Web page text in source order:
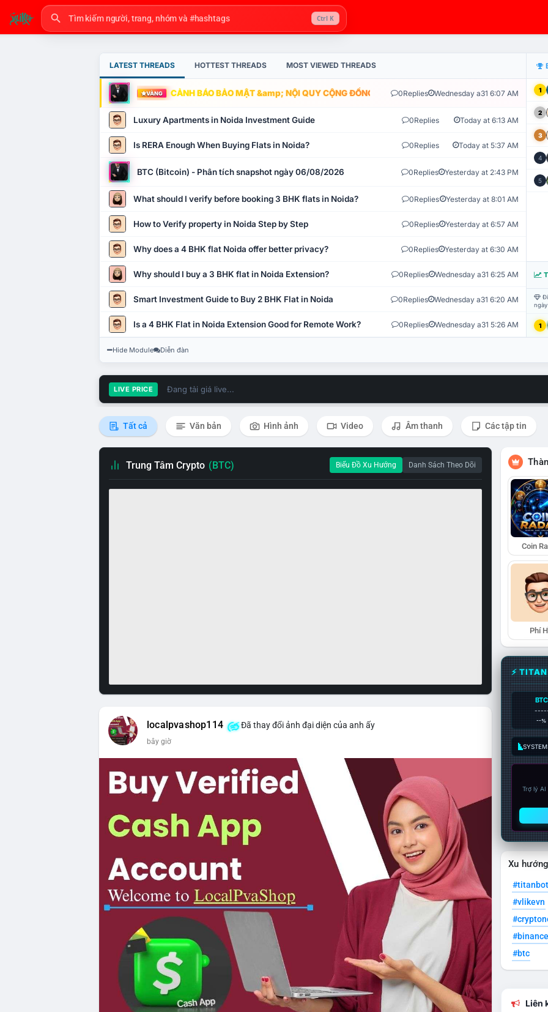
Ctrl K
LATEST THREADS HOTTEST THREADS MOST VIEWED THREADS
VÀNG CẢNH BÁO BẢO MẬT &amp; NỘI QUY CỘNG ĐỒNG VLIKE.VN: HỆ THỐNG GIÁM SÁT TỰ
0Replies Wednesday a31 6:07 AM
Luxury Apartments in Noida Investment Guide 0Replies Today at 6:13 AM
Is RERA Enough When Buying Flats in Noida? 0Replies Today at 5:37 AM
BTC (Bitcoin) - Phân tích snapshot ngày 06/08/2026 0Replies Yesterday at 2:43 PM
What should I verify before booking 3 BHK flats in Noida? 0Replies Yesterday at 8:01 AM
How to Verify property in Noida Step by Step 0Replies Yesterday at 6:57 AM
Why does a 4 BHK flat Noida offer better privacy? 0Replies Yesterday at 6:30 AM
Why should I buy a 3 BHK flat in Noida Extension? 0Replies Wednesday a31 6:25 AM
Smart Investment Guide to Buy 2 BHK Flat in Noida 0Replies Wednesday a31 6:20 AM
Is a 4 BHK Flat in Noida Extension Good for Remote Work? 0Replies Wednesday a31 5:26 AM
1
2
3
4
5
1
Hide Module Diễn đàn
LIVE PRICE Đang tải giá live...
Tất cả Văn bản Hình ảnh Video Âm thanh Các tập tin
Trung Tâm Crypto (BTC) Biểu Đồ Xu Hướng Danh Sách Theo Dõi
localpvashop114 Đã thay đổi ảnh đại diện của anh ấy
bây giờ
Coin
Phí
⚡
BTC
--%
Trợ lý
Xu
#titanbot
#vlikevn
#btc
Liên